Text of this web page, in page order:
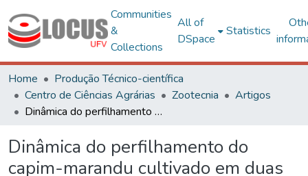
Communities
&
Collections
All of
DSpace
Statistics
Home
Produção Técnico-científica
Centro de Ciências Agrárias
Zootecnia
Artigos
Dinâmica do perfilhamento do capim-marandu cultivado em duas alturas e três intervalos de corte
Dinâmica do perfilhamento do
capim-marandu cultivado em duas